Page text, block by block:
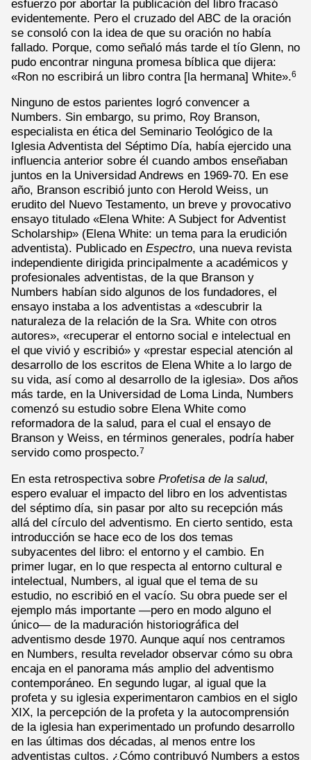
esfuerzo por abortar la publicación del libro fracasó
evidentemente. Pero el cruzado del ABC de la oración
se consoló con la idea de que su oración no había
fallado. Porque, como señaló más tarde el tío Glenn, no
pudo encontrar ninguna promesa bíblica que dijera:
«Ron no escribirá un libro contra [la hermana] White».6
Ninguno de estos parientes logró convencer a
Numbers. Sin embargo, su primo, Roy Branson,
especialista en ética del Seminario Teológico de la
Iglesia Adventista del Séptimo Día, había ejercido una
influencia anterior sobre él cuando ambos enseñaban
juntos en la Universidad Andrews en 1969-70. En ese
año, Branson escribió junto con Herold Weiss, un
erudito del Nuevo Testamento, un breve y provocativo
ensayo titulado «Elena White: A Subject for Adventist
Scholarship» (Elena White: un tema para la erudición
adventista). Publicado en Espectro, una nueva revista
independiente dirigida principalmente a académicos y
profesionales adventistas, de la que Branson y
Numbers habían sido algunos de los fundadores, el
ensayo instaba a los adventistas a «descubrir la
naturaleza de la relación de la Sra. White con otros
autores», «recuperar el entorno social e intelectual en
el que vivió y escribió» y «prestar especial atención al
desarrollo de los escritos de Elena White a lo largo de
su vida, así como al desarrollo de la iglesia». Dos años
más tarde, en la Universidad de Loma Linda, Numbers
comenzó su estudio sobre Elena White como
reformadora de la salud, para el cual el ensayo de
Branson y Weiss, en términos generales, podría haber
servido como prospecto.7
En esta retrospectiva sobre Profetisa de la salud,
espero evaluar el impacto del libro en los adventistas
del séptimo día, sin pasar por alto su recepción más
allá del círculo del adventismo. En cierto sentido, esta
introducción se hace eco de los dos temas
subyacentes del libro: el entorno y el cambio. En
primer lugar, en lo que respecta al entorno cultural e
intelectual, Numbers, al igual que el tema de su
estudio, no escribió en el vacío. Su obra puede ser el
ejemplo más importante —pero en modo alguno el
único— de la maduración historiográfica del
adventismo desde 1970. Aunque aquí nos centramos
en Numbers, resulta revelador observar cómo su obra
encaja en el panorama más amplio del adventismo
contemporáneo. En segundo lugar, al igual que la
profeta y su iglesia experimentaron cambios en el siglo
XIX, la percepción de la profeta y la autocomprensión
de la iglesia han experimentado un profundo desarrollo
en las últimas dos décadas, al menos entre los
adventistas cultos. ¿Cómo contribuyó Numbers a estos